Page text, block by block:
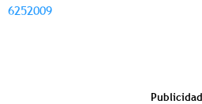
6252009
Publicidad